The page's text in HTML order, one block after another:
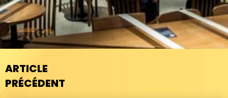
ARTICLE
PRÉCÉDENT